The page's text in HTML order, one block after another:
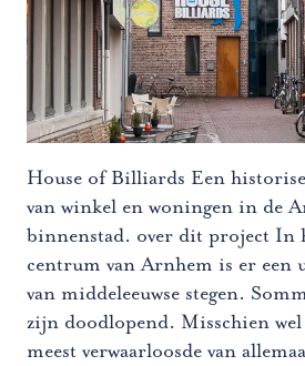
House of Billiards Een
van winkel en woningen in de
binnenstad. over dit project In
centrum van Arnhem is er een
van middeleeuwse stegen.
zijn doodlopend. Misschien
meest verwaarloosde van